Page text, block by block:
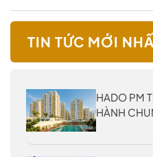
TIN TỨC MỚI
HADO PM
HÀNH